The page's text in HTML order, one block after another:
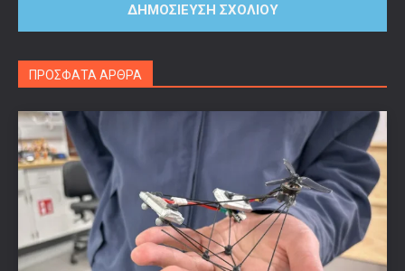
ΠΡΟΣΦΑΤΑ ΑΡΘΡΑ